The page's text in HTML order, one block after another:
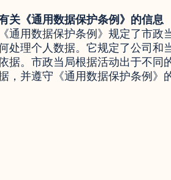
关《通用数据保护条例》的信息
《通用数据保护条例》规定了市政
处理个人数据。它规定了公司和
据。市政当局根据活动出于不同
，并遵守《通用数据保护条例》